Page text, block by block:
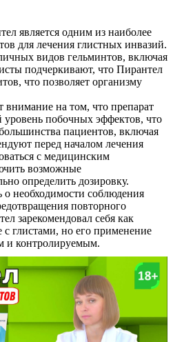
является одним из наиболее
для лечения глистных инвазий.
видов гельминтов, включая
подчеркивают, что Пирантел
что позволяет организму
на том, что препарат
уровень побочных эффектов, что
пациентов, включая
перед началом лечения
с медицинским
возможные
определить дозировку.
необходимости соблюдения
повторного
зарекомендовал себя как
с глистами, но его применение
и контролируемым.